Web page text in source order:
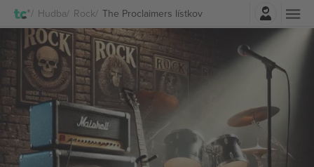
Hudba Rock The Proclaimers lístkov
Prihlásenie